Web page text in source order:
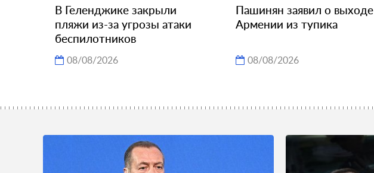
В Геленджике закрыли
пляжи из-за угрозы атаки
беспилотников
08/08/2026
Пашинян заявил о выходе
Армении из тупика
08/08/2026